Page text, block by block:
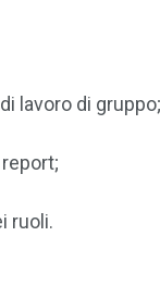
lavoro di gruppo;
ruoli.